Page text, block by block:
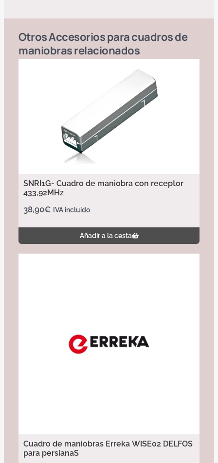
OtrosAccesorios para cuadros de
maniobrasrelacionados
SNRI1G- Cuadro de maniobra con receptor
433,92MHz
38,90€ IVA incluido
Añadir a la cesta
Cuadro de maniobras Erreka WISE02 DELFOS
para persianaS